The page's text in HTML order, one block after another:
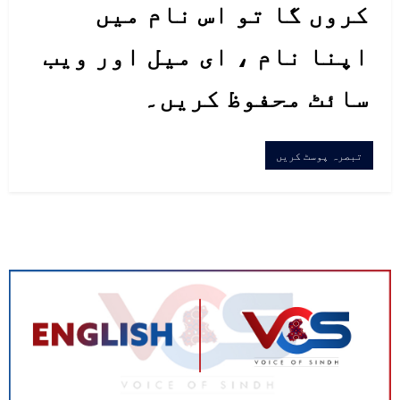
کیونکہ تین ماہ بعد امتحانات
کروانے کی نرالی منطق گلے پڑسکتی
ہے اور اسکےنتیجے میں ان فرنٹ لائن
اپنے SMC,, MCMC اور اسٹاف کورسز
کا آغاز آن لائن کروایا ہےجبکہ
پولیس کے ٹرینرز کےلیے امتیازی
سلوک اپنایا ہے جو کہ غیرمنصفانہ
کروں گا تو اس نام میں
اپنا نام ، ای میل اور ویب
سائٹ محفوظ کریں۔